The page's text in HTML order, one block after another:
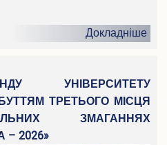
Докладніше
УНІВЕРСИТЕТУ
ТРЕТЬОГО МІСЦЯ
ЗМАГАННЯХ
2026»